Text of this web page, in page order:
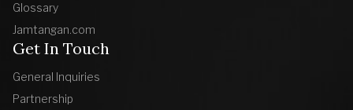
Glossary
Jamtangan.com
Get In Touch
General Inquiries
Partnership